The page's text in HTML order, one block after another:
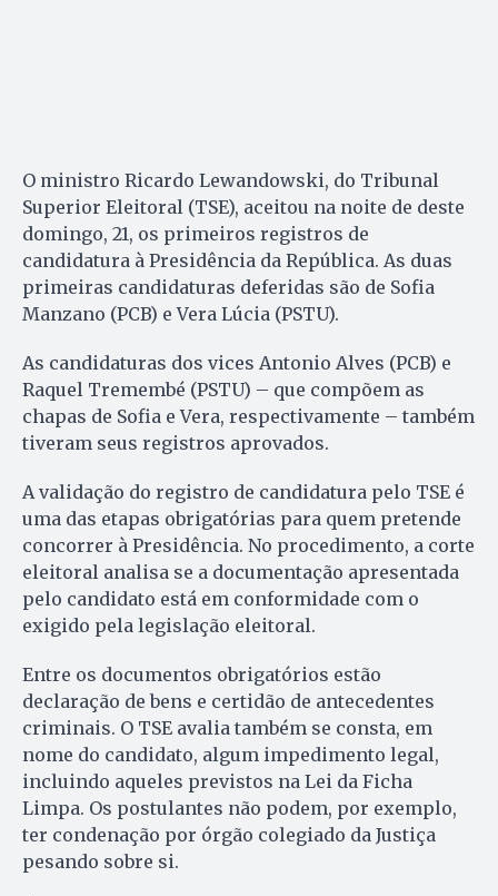
O ministro Ricardo Lewandowski, do Tribunal
Superior Eleitoral (TSE), aceitou na noite de deste
domingo, 21, os primeiros registros de
candidatura à Presidência da República. As duas
primeiras candidaturas deferidas são de Sofia
Manzano (PCB) e Vera Lúcia (PSTU).
As candidaturas dos vices Antonio Alves (PCB) e
Raquel Tremembé (PSTU) – que compõem as
chapas de Sofia e Vera, respectivamente – também
tiveram seus registros aprovados.
A validação do registro de candidatura pelo TSE é
uma das etapas obrigatórias para quem pretende
concorrer à Presidência. No procedimento, a corte
eleitoral analisa se a documentação apresentada
pelo candidato está em conformidade com o
exigido pela legislação eleitoral.
Entre os documentos obrigatórios estão
declaração de bens e certidão de antecedentes
criminais. O TSE avalia também se consta, em
nome do candidato, algum impedimento legal,
incluindo aqueles previstos na Lei da Ficha
Limpa. Os postulantes não podem, por exemplo,
ter condenação por órgão colegiado da Justiça
pesando sobre si.